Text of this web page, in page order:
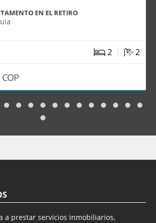
EN EL RETIRO
2 | 2
COP
a prestar servicios inmobiliarios,